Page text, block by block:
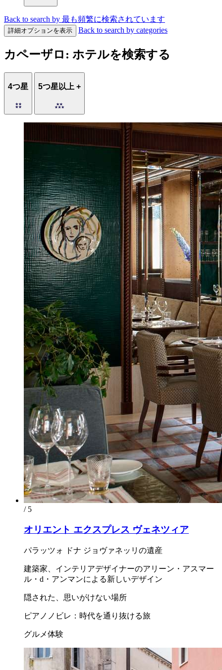
Back to search by 最も頻繁に検索されています
詳細オプションを表示 Back to search by categories
カペーザロ: ホテルを検索する
4つ星 5つ星以上 +
/ 5
オリエント エクスプレス ヴェネツィア
パラッツォ ドナ ジョヴァネッリの遺産
建築家、インテリアデザイナーのアリーン・アスマー
ル・d・アンマンによる新しいデザイン
隠された、思いがけない場所
ピアノノビレ：時代を通り抜ける旅
グルメ体験